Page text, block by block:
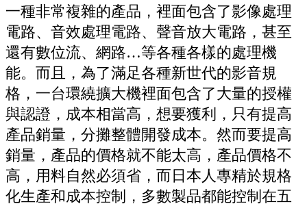
一種非常複雜的產品，裡面包含了影像處理
電路、音效處理電路、聲音放大電路，甚至
還有數位流、網路…等各種各樣的處理機
能。而且，為了滿足各種新世代的影音規
格，一台環繞擴大機裡面包含了大量的授權
與認證，成本相當高，想要獲利，只有提高
產品銷量，分攤整體開發成本。然而要提高
銷量，產品的價格就不能太高，產品價格不
高，用料自然必須省，而日本人專精於規格
化生產和成本控制，多數製品都能控制在五